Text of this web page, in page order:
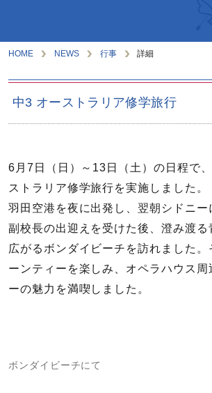
HOME NEWS 行事 詳細
中3 オーストラリア修学旅行
6月7日（日）～13日（土）の日程で
ストラリア修学旅行を実施しました。
羽田空港を夜に出発し、翌朝シドニー
副校長の出迎えを受けた後、澄み渡る
広がるボンダイビーチを訪れました。
ーンティーを楽しみ、オペラハウス周
ーの魅力を満喫しました。
ボンダイビーチにて